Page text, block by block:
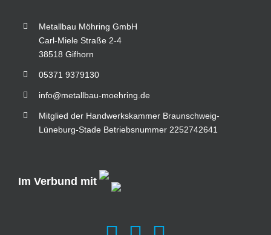
Metallbau Möhring GmbH
Carl-Miele Straße 2-4
38518 Gifhorn
05371 9379130
info@metallbau-moehring.de
Mitglied der Handwerkskammer Braunschweig-
Lüneburg-Stade Betriebsnummer 2252742641
Im Verbund mit